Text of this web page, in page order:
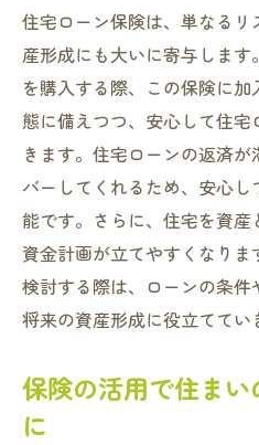
住宅ローン保険は、単なる
産形成にも大いに寄与しま
を購入する際、この保険に
態に備えつつ、安心して住
きます。住宅ローンの返済
バーしてくれるため、安心
能です。さらに、住宅を資
資金計画が立てやすくなり
検討する際は、ローンの条件
将来の資産形成に役立ててい
保険の活用で住ま
に